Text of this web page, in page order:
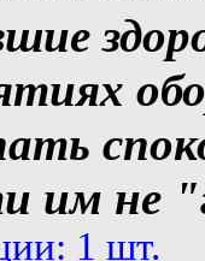
им не
1 шт.